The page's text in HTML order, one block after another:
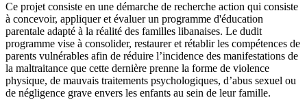
Ce projet consiste en une démarche de recherche action qui consiste
à concevoir, appliquer et évaluer un programme d'éducation
parentale adapté à la réalité des familles libanaises. Le dudit
programme vise à consolider, restaurer et rétablir les compétences de
parents vulnérables afin de réduire l’incidence des manifestations de
la maltraitance que cette dernière prenne la forme de violence
physique, de mauvais traitements psychologiques, d’abus sexuel ou
de négligence grave envers les enfants au sein de leur famille.